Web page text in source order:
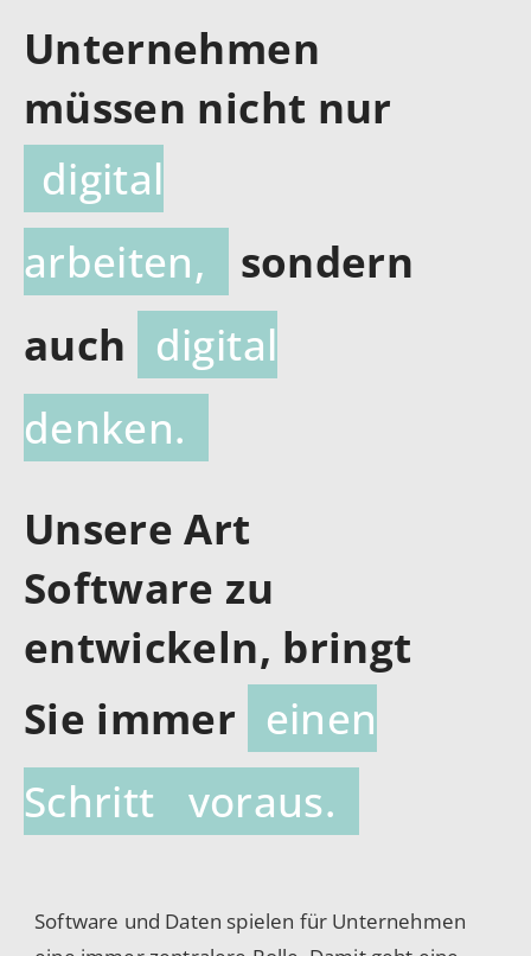
Unternehmen
müssen nicht nur
digital
arbeiten,
sondern
auch
digital
denken.
Unsere Art
Software zu
entwickeln, bringt
Sie immer einen
Schritt voraus.
Software und Daten spielen für Unternehmen